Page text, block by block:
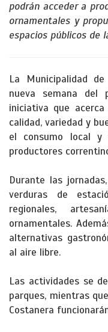
podrán acceder a
ornamentales y
espacios públicos de
La Municipalidad
nueva semana del
iniciativa que
calidad, variedad y
el consumo local y
productores
Durante las
verduras de
regionales,
ornamentales.
alternativas
al aire libre.
Las actividades se
parques, mientras
Costanera